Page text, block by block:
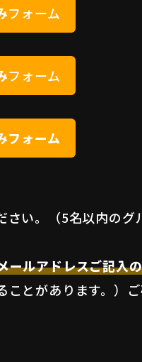
フォーム
フォーム
ォーム
い。（5名以内のグ
ルアドレスご記入
ことがあります。）